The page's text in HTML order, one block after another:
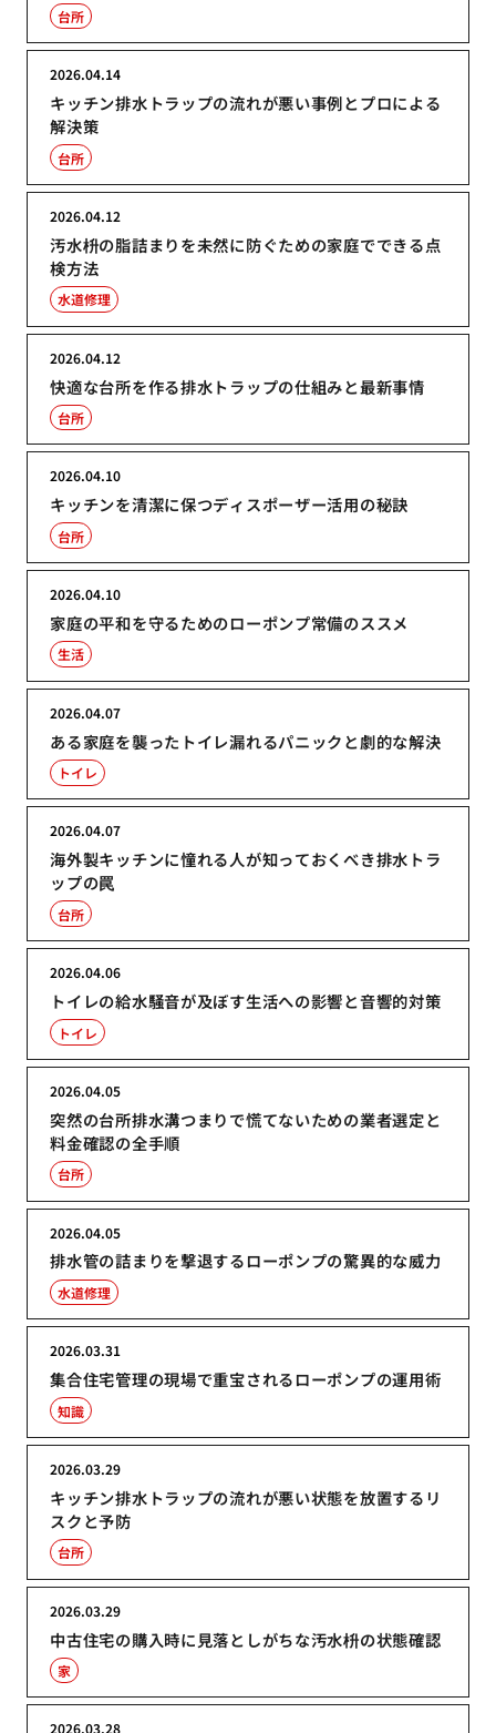
台所
キッチン排水トラップの流れが悪い事例とプロによる
解決策
2026.04.14
台所
汚水枡の脂詰まりを未然に防ぐための家庭でできる点
検方法
2026.04.12
水道修理
快適な台所を作る排水トラップの仕組みと最新事情
2026.04.12
台所
キッチンを清潔に保つディスポーザー活用の秘訣
2026.04.10
台所
家庭の平和を守るためのローポンプ常備のススメ
2026.04.10
生活
ある家庭を襲ったトイレ漏れるパニックと劇的な解決
2026.04.07
トイレ
海外製キッチンに憧れる人が知っておくべき排水トラ
ップの罠
2026.04.07
台所
トイレの給水騒音が及ぼす生活への影響と音響的対策
2026.04.06
トイレ
突然の台所排水溝つまりで慌てないための業者選定と
料金確認の全手順
2026.04.05
台所
排水管の詰まりを撃退するローポンプの驚異的な威力
2026.04.05
水道修理
集合住宅管理の現場で重宝されるローポンプの運用術
2026.03.31
知識
キッチン排水トラップの流れが悪い状態を放置するリ
スクと予防
2026.03.29
台所
中古住宅の購入時に見落としがちな汚水枡の状態確認
2026.03.29
家
2026.03.28